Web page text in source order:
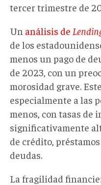
tercer trimestre de
Un análisis de
de los
menos un pago de
de 2023, con un
morosidad grave.
especialmente a las
menos, con tasas de
significativamente
de crédito,
deudas.
La fragilidad